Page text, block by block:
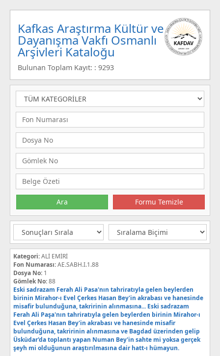
Kafkas Araştırma Kültür ve
Dayanışma Vakfı Osmanlı
Arşivleri Kataloğu
Bulunan Toplam Kayıt: : 9293
Kategori:ALİ EMİRİ
Fon Numarası:AE.SABH.I.1.88
Dosya No: 1
Gömlek No:88
Eski sadrazam Ferah Ali Pasa'nın tahriratıyla gelen beylerden
birinin Mirahor-ı Evel Çerkes Hasan Bey'in akrabası ve hanesinde
misafir bulunduğuna, takririnin alınmasına... Eski sadrazam
Ferah Ali Paşa'nın tahriratıyla gelen beylerden birinin Mirahor-ı
Evel Çerkes Hasan Bey'in akrabası ve hanesinde misafir
bulunduğuna, takririnin alınmasına ve Bagdad üzerinden gelip
Üsküdar'da toplantı yapan Numan Bey'in sahte mi yoksa gerçek
şeyh mi olduğunun araştırılmasına dair hatt-ı hümayun.